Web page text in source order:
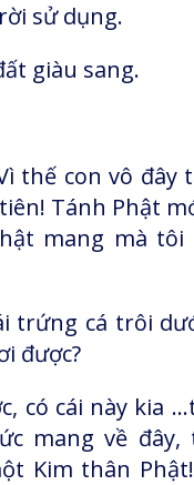
sử dụng.
giàu sang.
thế con vô
Tánh Phật
mang mà
trứng cá trôi
được?
có cái này kia
mang về
Kim thân